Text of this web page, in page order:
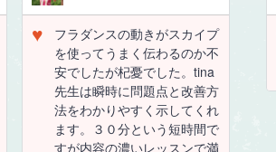
♥
フラダンスの動きがスカイプ
を使ってうまく伝わるのか不
安でしたが杞憂でした。tina
先生は瞬時に問題点と改善方
法をわかりやすく示してくれ
ます。３０分という短時間で
すが内容の濃いレッスンで満